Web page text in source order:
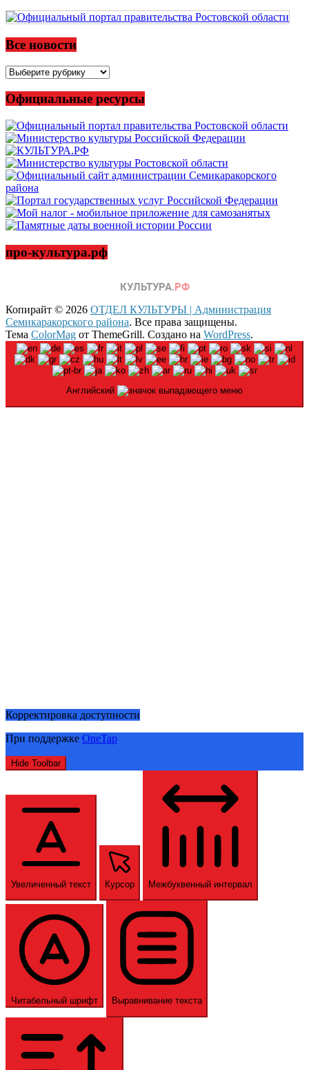
Все новости
Все
Официальные ресурсы
про-культура.рф
Копирайт © 2026 ОТДЕЛ КУЛЬТУРЫ | Администрация
Семикаракорского района. Все права защищены.
Тема ColorMag от ThemeGrill. Создано на WordPress.
Английский
Корректировка доступности
При поддержке OneTap
Hide Toolbar
Увеличенный текст Курсор Межбуквенный интервал
Читабельный шрифт Выравнивание текста